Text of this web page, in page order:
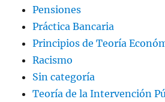
Pensiones
Práctica Bancaria
Principios de Teoría
Racismo
Sin categoría
Teoría de la Intervención